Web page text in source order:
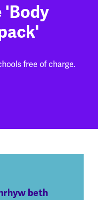
'Body
free of charge.
beth